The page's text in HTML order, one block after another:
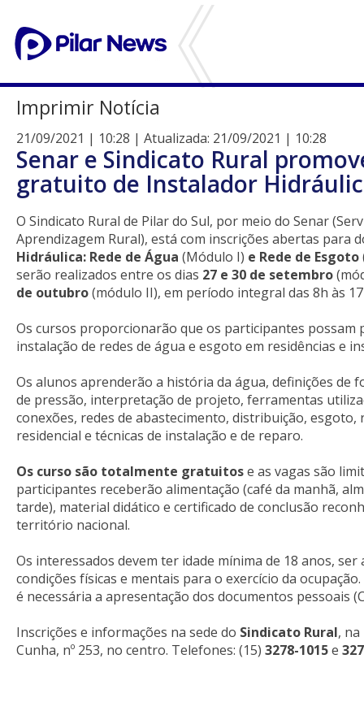
Imprimir Notícia
21/09/2021 | 10:28 | Atualizada: 21/09/2021 | 10:28
Senar e Sindicato Rural
gratuito de Instalador
O Sindicato Rural de Pilar do Sul, por meio do Senar
Aprendizagem Rural), está com inscrições abertas para
Hidráulica: Rede de Água (Módulo I) e Rede de Esgoto
serão realizados entre os dias 27 e 30 de setembro
de outubro(módulo II), em período integral das 8h às
Os cursos proporcionarão que os participantes possam
instalação de redes de água e esgoto em residências e
Os alunos aprenderão a história da água, definições de
de pressão, interpretação de projeto, ferramentas
conexões, redes de abastecimento, distribuição, esgoto,
residencial e técnicas de instalação e de reparo.
Os curso são totalmente gratuitose as vagas são
participantes receberão alimentação (café da manhã,
tarde), material didático e certificado de conclusão
território nacional.
Os interessados devem ter idade mínima de 18 anos,
condições físicas e mentais para o exercício da
é necessária a apresentação dos documentos pessoais
Inscrições e informações na sede do Sindicato Rural, na
Cunha, nº 253, no centro. Telefones: (15) 3278-1015e